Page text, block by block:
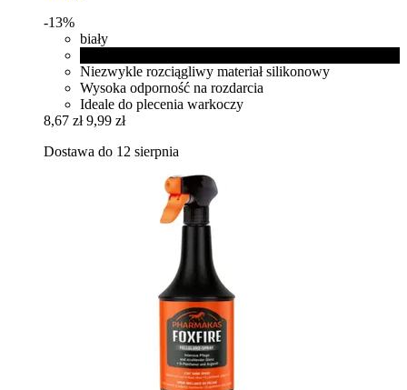
-13%
biały
Niezwykle rozciągliwy materiał silikonowy
Wysoka odporność na rozdarcia
Ideale do plecenia warkoczy
8,67 zł 9,99 zł
Dostawa do 12 sierpnia